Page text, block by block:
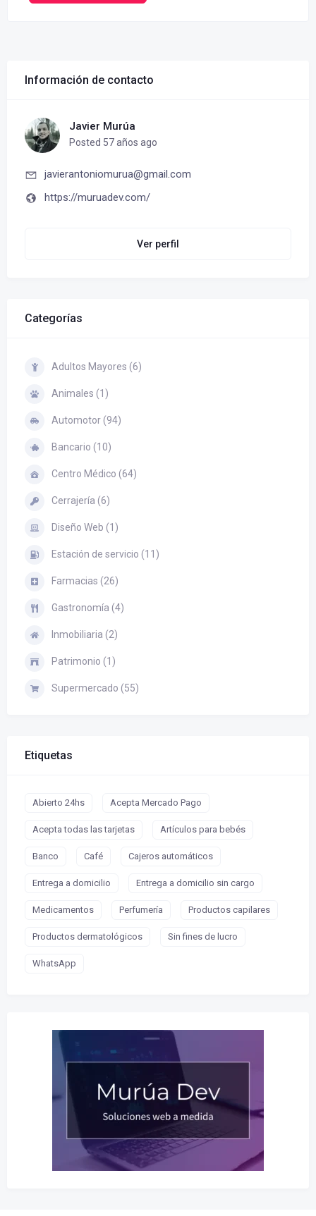
Información de contacto
Javier Murúa
Posted 57 años ago
javierantoniomurua@gmail.com
https://muruadev.com/
Ver perfil
Categorías
Adultos Mayores (6)
Animales (1)
Automotor (94)
Bancario (10)
Centro Médico (64)
Cerrajería (6)
Diseño Web (1)
Estación de servicio (11)
Farmacias (26)
Gastronomía (4)
Inmobiliaria (2)
Patrimonio (1)
Supermercado (55)
Etiquetas
Abierto 24hs Acepta Mercado Pago
Acepta todas las tarjetas Artículos para bebés
Banco Café Cajeros automáticos
Entrega a domicilio Entrega a domicilio sin cargo
Medicamentos Perfumería Productos capilares
Productos dermatológicos Sin fines de lucro
WhatsApp